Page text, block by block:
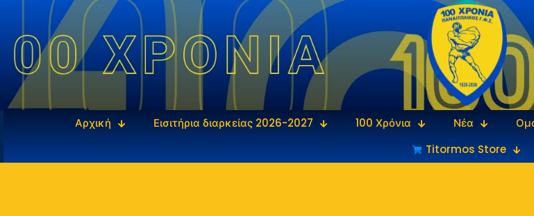
Αρχική Εισιτήρια διαρκείας 2026-2027 100 Χρόνια Νέα
Titormos Store